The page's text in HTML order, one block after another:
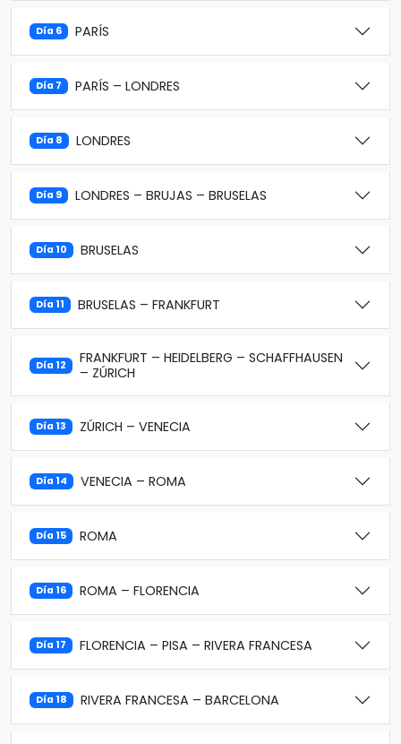
Día 6 PARÍS
Día 7 PARÍS – LONDRES
Día 8 LONDRES
Día 9 LONDRES – BRUJAS – BRUSELAS
Día 10 BRUSELAS
Día 11 BRUSELAS – FRANKFURT
Día 12
FRANKFURT – HEIDELBERG – SCHAFFHAUSEN
– ZÚRICH
Día 13 ZÚRICH – VENECIA
Día 14 VENECIA – ROMA
Día 15 ROMA
Día 16 ROMA – FLORENCIA
Día 17 FLORENCIA – PISA – RIVERA FRANCESA
Día 18 RIVERA FRANCESA – BARCELONA